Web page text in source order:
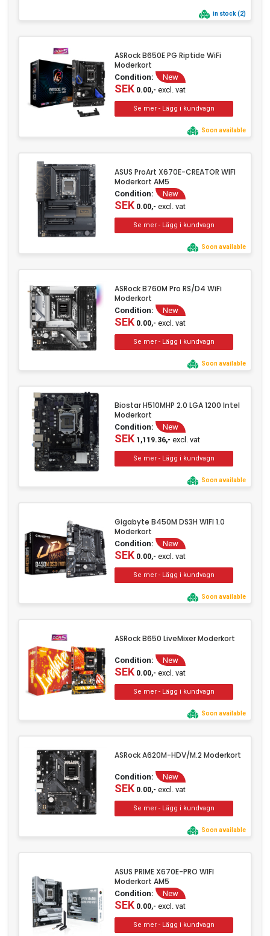
in stock (2)
ASRock B650E PG Riptide WiFi
Moderkort
Condition: New
SEK0.00,- excl. vat
Soon available
ASUS ProArt X670E-CREATOR WIFI
Moderkort AM5
Condition: New
SEK0.00,- excl. vat
Soon available
ASRock B760M Pro RS/D4 WiFi
Moderkort
Condition: New
SEK0.00,- excl. vat
Soon available
Biostar H510MHP 2.0 LGA 1200 Intel
Moderkort
Condition: New
SEK1,119.36,- excl. vat
Soon available
Gigabyte B450M DS3H WIFI 1.0
Moderkort
Condition: New
SEK0.00,- excl. vat
Soon available
ASRock B650 LiveMixer Moderkort
Condition: New
SEK0.00,- excl. vat
Soon available
ASRock A620M-HDV/M.2 Moderkort
Condition: New
SEK0.00,- excl. vat
Soon available
ASUS PRIME X670E-PRO WIFI
Moderkort AM5
Condition: New
SEK0.00,- excl. vat